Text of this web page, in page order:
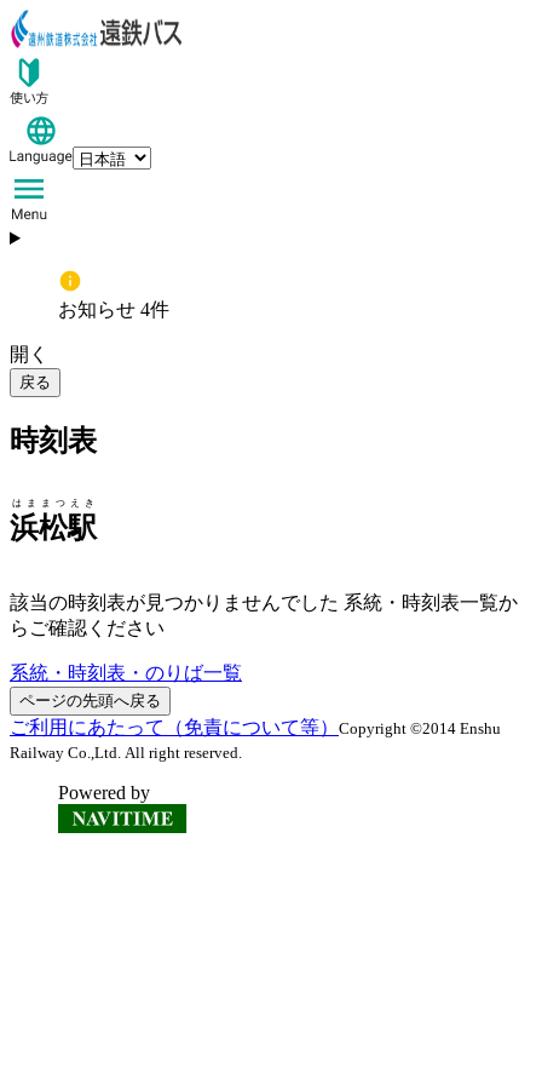
お知らせ 4件
開く
戻る
時刻表
浜松駅
はままつえき
該当の時刻表が見つかりませんでした 系統・時刻表一覧か
らご確認ください
系統・時刻表・のりば一覧
ページの先頭へ戻る
ご利用にあたって（免責について等） Copyright ©2014 Enshu
Railway Co.,Ltd. All right reserved.
Powered by